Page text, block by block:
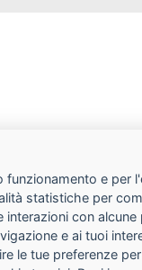
e per
statistiche per
con
e ai tuoi
le tue preferenze